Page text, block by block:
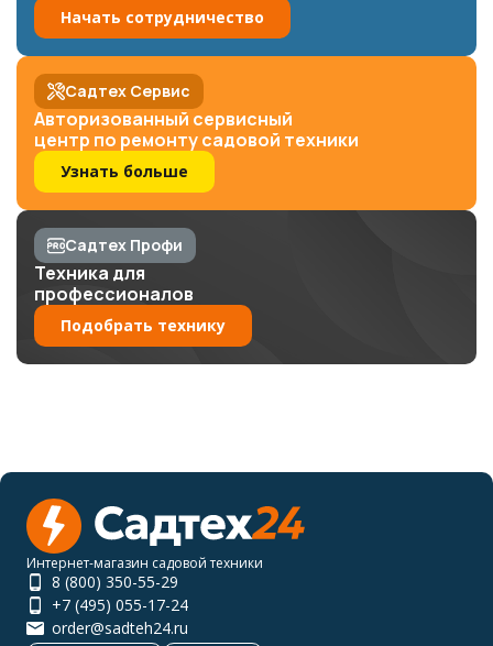
Начать сотрудничество
Садтех Сервис
Авторизованный сервисный
центр по ремонту садовой техники
Узнать больше
Садтех Профи
Техника для
профессионалов
Подобрать технику
Интернет-магазин садовой техники
8 (800) 350-55-29
+7 (495) 055-17-24
order@sadteh24.ru